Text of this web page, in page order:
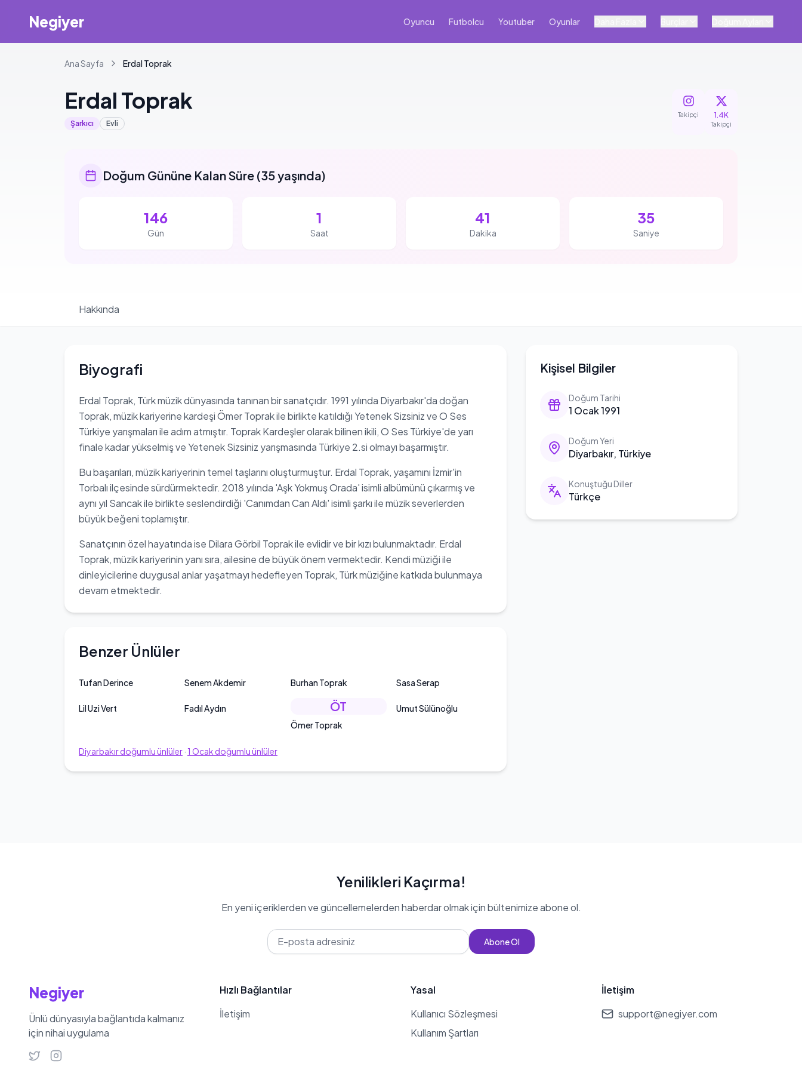
Negiyer Oyuncu Futbolcu Youtuber Oyunlar
Ana Sayfa Erdal Toprak
Erdal Toprak
Şarkıcı Evli
Takipçi 1.4K
Takipçi
Doğum Gününe Kalan Süre (35 yaşında)
146
Gün
1
Saat
41
Dakika
35
Saniye
Hakkında
Kişisel Bilgiler
Doğum Tarihi
1 Ocak 1991
Doğum Yeri
Diyarbakır, Türkiye
Konuştuğu Diller
Türkçe
Biyografi
Erdal Toprak, Türk müzik dünyasında tanınan bir sanatçıdır. 1991 yılında Diyarbakır'da doğan
Toprak, müzik kariyerine kardeşi Ömer Toprak ile birlikte katıldığı Yetenek Sizsiniz ve O Ses
Türkiye yarışmaları ile adım atmıştır. Toprak Kardeşler olarak bilinen ikili, O Ses Türkiye'de yarı
finale kadar yükselmiş ve Yetenek Sizsiniz yarışmasında Türkiye 2.si olmayı başarmıştır.
Bu başarıları, müzik kariyerinin temel taşlarını oluşturmuştur. Erdal Toprak, yaşamını İzmir'in
Torbalı ilçesinde sürdürmektedir. 2018 yılında 'Aşk Yokmuş Orada' isimli albümünü çıkarmış ve
aynı yıl Sancak ile birlikte seslendirdiği 'Canımdan Can Aldı' isimli şarkı ile müzik severlerden
büyük beğeni toplamıştır.
Sanatçının özel hayatında ise Dilara Görbil Toprak ile evlidir ve bir kızı bulunmaktadır. Erdal
Toprak, müzik kariyerinin yanı sıra, ailesine de büyük önem vermektedir. Kendi müziği ile
dinleyicilerine duygusal anlar yaşatmayı hedefleyen Toprak, Türk müziğine katkıda bulunmaya
devam etmektedir.
Benzer Ünlüler
Tufan Derince Senem Akdemir Burhan Toprak Sasa Serap
Lil Uzi Vert Fadıl Aydın ÖT
Ömer Toprak
Umut Sülünoğlu
Diyarbakırdoğumlu ünlüler· 1 Ocak doğumlu ünlüler
Yenilikleri Kaçırma!
En yeni içeriklerden ve güncellemelerden haberdar olmak için bültenimize abone ol.
Abone Ol
Negiyer
Ünlü dünyasıyla bağlantıda kalmanız
için nihai uygulama
Hızlı Bağlantılar
İletişim
Yasal
Kullanıcı Sözleşmesi
Kullanım Şartları
İletişim
support@negiyer.com